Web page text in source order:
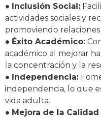
● Inclusión Social:
actividades sociales y
promoviendo relaciones
● Éxito Académico:
académico al mejorar
la concentración y la
● Independencia:
independencia, lo que
vida adulta.
● Mejora de la